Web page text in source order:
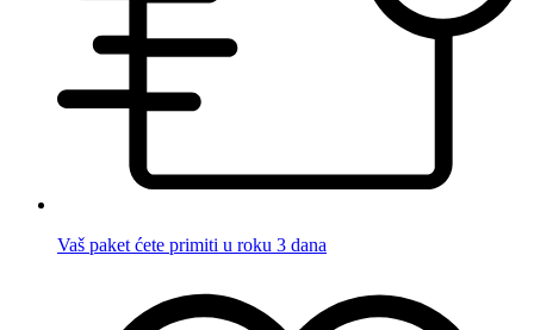
Vaš paket ćete primiti u roku 3 dana